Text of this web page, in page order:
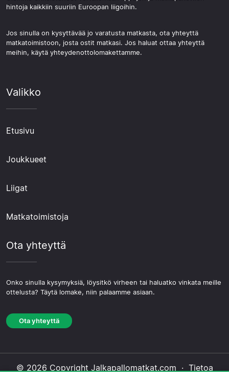
hintoja kaikkiin suuriin Euroopan liigoihin.
Jos sinulla on kysyttävää jo varatusta matkasta, ota yhteyttä
matkatoimistoon, josta ostit matkasi. Jos haluat ottaa yhteyttä
meihin, käytä yhteydenottolomakettamme.
Valikko
Etusivu
Joukkueet
Liigat
Matkatoimistoja
Ota yhteyttä
Onko sinulla kysymyksiä, löysitkö virheen tai haluatko vinkata meille
ottelusta? Täytä lomake, niin palaamme asiaan.
Ota yhteyttä
© 2026 Copyright Jalkapallomatkat.com · Tietoa